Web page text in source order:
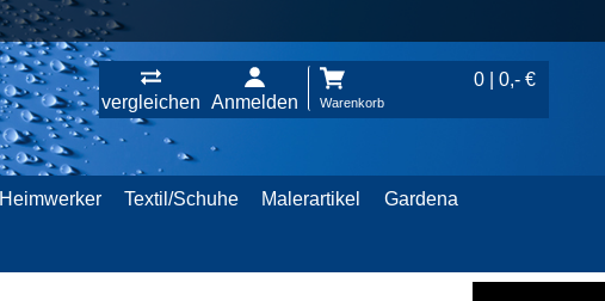
vergleichen Anmelden
0 | 0,- €
Warenkorb
Heimwerker Textil/Schuhe Malerartikel Gardena